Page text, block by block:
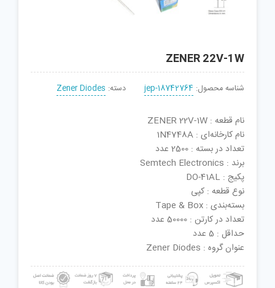
ZENER 22V-1W
شناسه محصول: jep-18742764 دسته: Zener Diodes
نام قطعه : ZENER 22V-1W
نام کارخانه‌ای : 1N4748A
تعداد در بسته : 2500 عدد
برند : Semtech Electronics
پکیج : DO-41AL
نوع قطعه : کپی
بسته‌بندی : Tape & Box
تعداد در کارتن : 50000 عدد
حداقل : 5 عدد
عنوان گروه : Zener Diodes